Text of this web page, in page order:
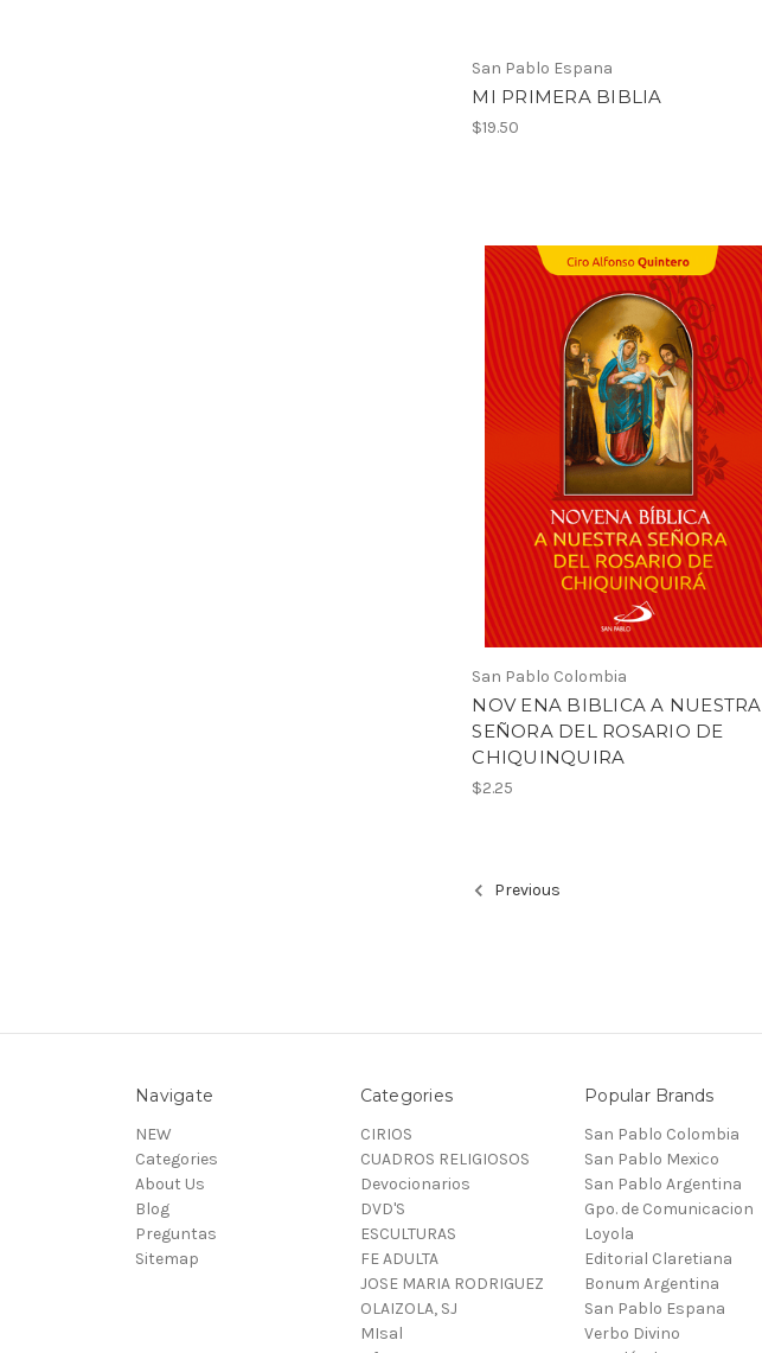
San Pablo Espana
MI PRIMERA BIBLIA
$19.50
San Pablo Colombia
NOV ENA BIBLICA A NUESTRA
SEÑORA DEL ROSARIO DE
CHIQUINQUIRA
$2.25
Previous
Navigate
NEW
Categories
About Us
Blog
Preguntas
Sitemap
Categories
CIRIOS
CUADROS RELIGIOSOS
Devocionarios
DVD'S
ESCULTURAS
FE ADULTA
JOSE MARIA RODRIGUEZ
OLAIZOLA, SJ
MIsal
Popular Brands
San Pablo Colombia
San Pablo Mexico
San Pablo Argentina
Gpo. de Comunicacion
Loyola
Editorial Claretiana
Bonum Argentina
San Pablo Espana
Verbo Divino